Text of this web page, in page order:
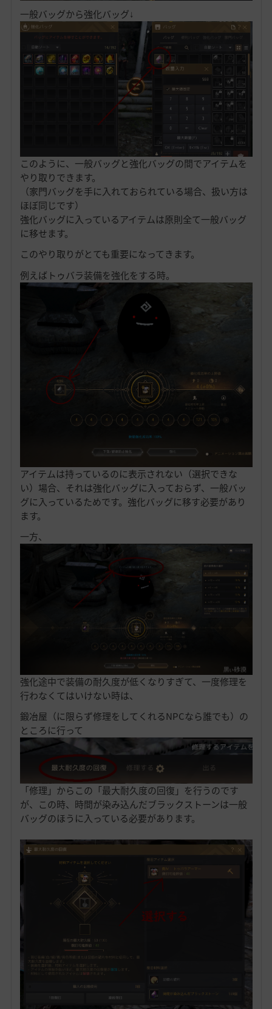
一般バッグから強化バッグ↓
このように、一般バッグと強化バッグの間でアイテムを
やり取りできます。
（家門バッグを手に入れておられている場合、扱い方は
ほぼ同じです）
強化バッグに入っているアイテムは原則全て一般バッグ
に移せます。
このやり取りがとても重要になってきます。
例えばトゥバラ装備を強化をする時。
アイテムは持っているのに表示されない（選択できな
い）場合、それは強化バッグに入っておらず、一般バッ
グに入っているためです。強化バッグに移す必要があり
ます。
一方、
強化途中で装備の耐久度が低くなりすぎて、一度修理を
行わなくてはいけない時は、
鍛冶屋（に限らず修理をしてくれるNPCなら誰でも）の
ところに行って
「修理」からこの「最大耐久度の回復」を行うのです
が、この時、時間が染み込んだブラックストーンは一般
バッグのほうに入っている必要があります。